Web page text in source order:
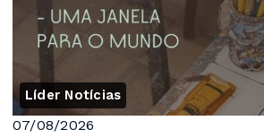
Líder Notícias
07/08/2026